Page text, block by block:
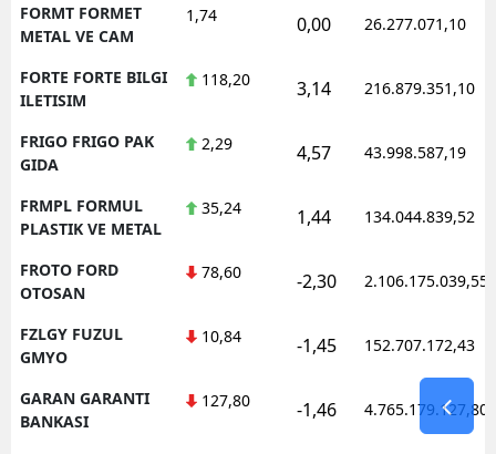
FORMT FORMET
METAL VE CAM
1,74 0,00 26.277.071,10
FORTE FORTE BILGI
ILETISIM
118,20 3,14 216.879.351,10
FRIGO FRIGO PAK
GIDA
2,29 4,57 43.998.587,19
FRMPL FORMUL
PLASTIK VE METAL
35,24 1,44 134.044.839,52
FROTO FORD
OTOSAN
78,60 -2,30 2.106.175.039,55
FZLGY FUZUL
GMYO
10,84 -1,45 152.707.172,43
GARAN GARANTI
BANKASI
127,80 -1,46 4.765.179.127,80